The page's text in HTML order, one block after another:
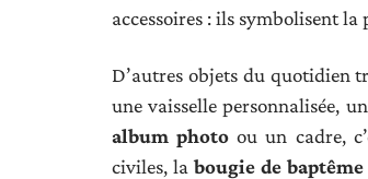
accessoires : ils symbolisent la
D’autres objets du quotidien
une vaisselle personnalisée,
album photo ou un cadre,
civiles, la bougie de baptême